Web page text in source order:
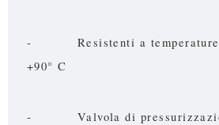
- Resistenti a temperature
+90° C
- Valvola di